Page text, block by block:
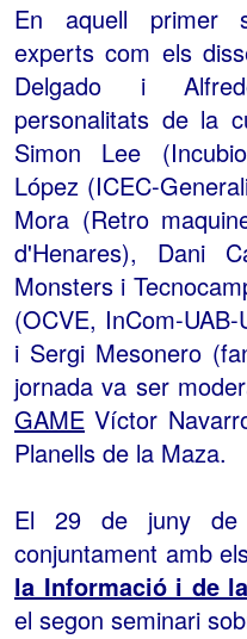
En aquell primer
experts com els
Delgado i
personalitats de la
Simon Lee
López (ICEC-
Mora (Retro
d'Henares), Dani
Monsters i
(OCVE, InCom-
i Sergi Mesonero
jornada va ser
GAME Víctor
Planells de la Maza.
El 29 de juny
conjuntament amb
la Informació i de
el segon seminari